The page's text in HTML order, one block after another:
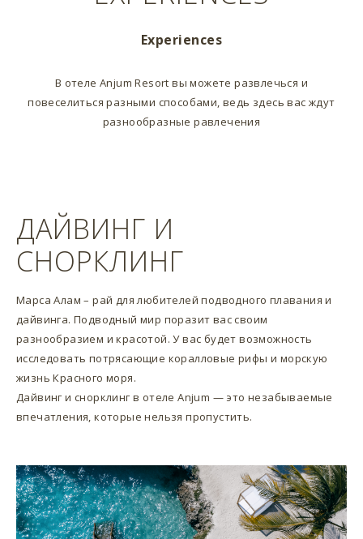
Experiences
В отеле Anjum Resort вы можете развлечься и
повеселиться разными способами, ведь здесь вас ждут
разнообразные равлечения
ДАЙВИНГ И
СНОРКЛИНГ
Марса Алам – рай для любителей подводного плавания и
дайвинга. Подводный мир поразит вас своим
разнообразием и красотой. У вас будет возможность
исследовать потрясающие коралловые рифы и морскую
жизнь Красного моря.
Дайвинг и снорклинг в отеле Anjum — это незабываемые
впечатления, которые нельзя пропустить.